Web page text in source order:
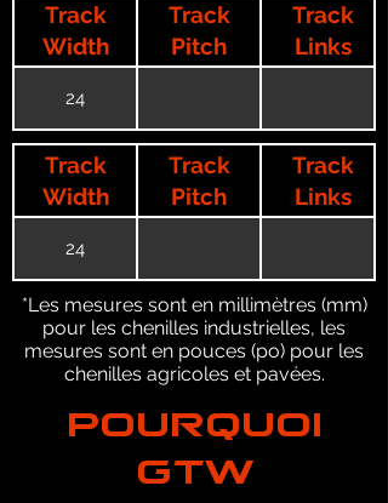
Track
Width
Track
Pitch
Track
Links
24
Track
Width
Track
Pitch
Track
Links
24
*Les mesures sont en millimètres (mm)
pour les chenilles industrielles, les
mesures sont en pouces (po) pour les
chenilles agricoles et pavées.
POURQUOI
GTW